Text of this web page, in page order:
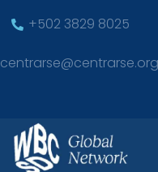
+502 3829 8025
centrarse@centrarse.org